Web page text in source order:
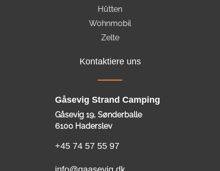
Hütten
Wohnmobil
Zelte
Kontaktiere uns
Gåsevig Strand Camping
Gåsevig 19, Sønderballe
6100 Haderslev
+45 74 57 55 97